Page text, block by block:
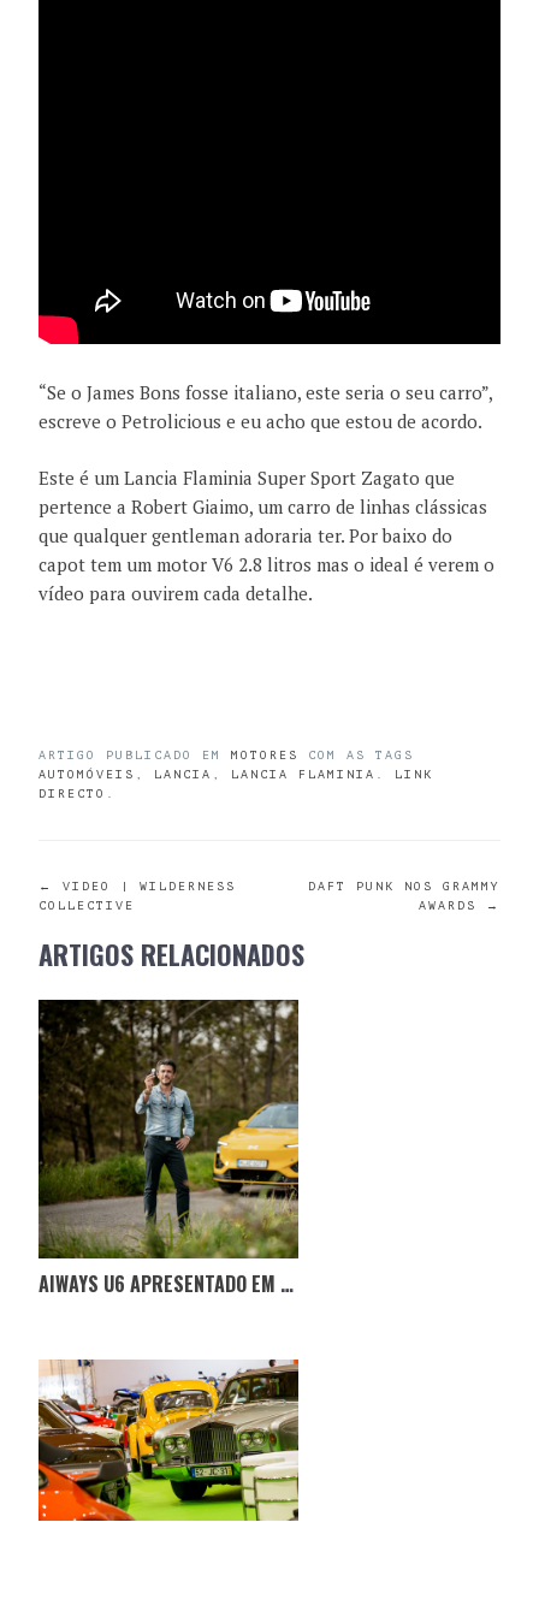
“Se o James Bons fosse italiano, este seria o seu carro”,
escreve o Petrolicious e eu acho que estou de acordo.
Este é um Lancia Flaminia Super Sport Zagato que
pertence a Robert Giaimo, um carro de linhas clássicas
que qualquer gentleman adoraria ter. Por baixo do
capot tem um motor V6 2.8 litros mas o ideal é verem o
vídeo para ouvirem cada detalhe.
ARTIGO PUBLICADO EM MOTORES
COM AS TAGS
AUTOMÓVEIS
LANCIA LANCIA FLAMINIA
LINK
DIRECTO
POST
NAVIGATION
←
VIDEO | WILDERNESS
COLLECTIVE
DAFT PUNK NOS GRAMMY
AWARDS
→
ARTIGOS RELACIONADOS
AIWAYS U6 APRESENTADO EM PORTUGAL